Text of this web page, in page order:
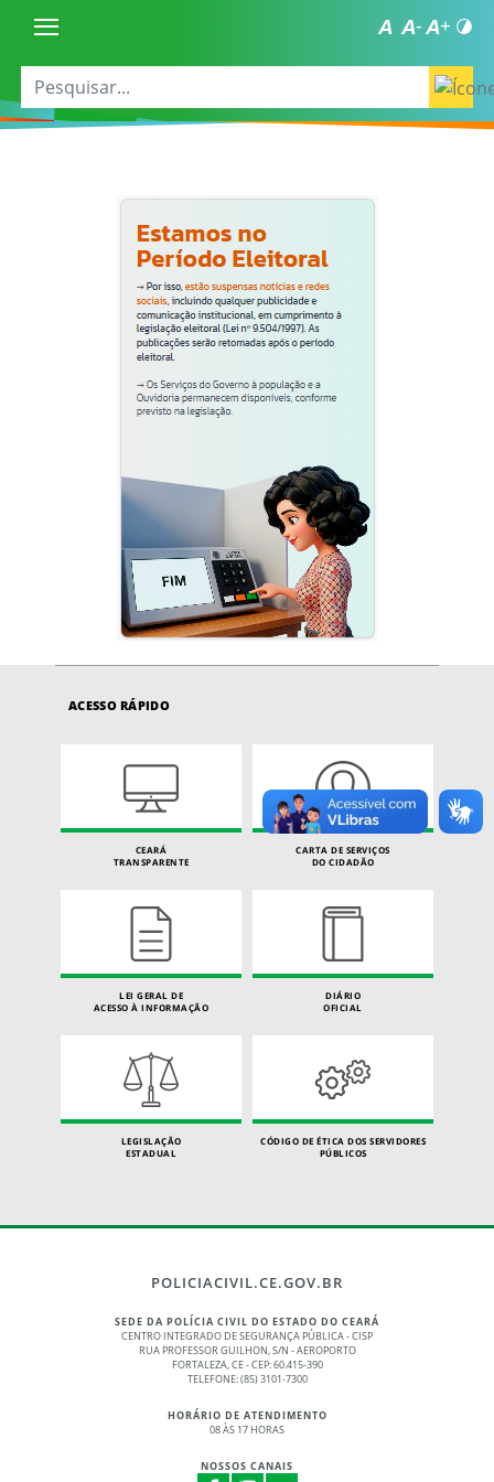
ACESSO RÁPIDO
CEARÁ
TRANSPARENTE
CARTA DE SERVIÇOS
DO CIDADÃO
LEI GERAL DE
ACESSO À INFORMAÇÃO
DIÁRIO
OFICIAL
LEGISLAÇÃO
ESTADUAL
CÓDIGO DE ÉTICA DOS SERVIDORES
PÚBLICOS
POLICIACIVIL.CE.GOV.BR
SEDE DA POLÍCIA CIVIL DO ESTADO DO CEARÁ
CENTRO INTEGRADO DE SEGURANÇA PÚBLICA - CISP
RUA PROFESSOR GUILHON, S/N - AEROPORTO
FORTALEZA, CE - CEP: 60.415-390
TELEFONE: (85) 3101-7300
HORÁRIO DE ATENDIMENTO
08 ÀS 17 HORAS
NOSSOS CANAIS